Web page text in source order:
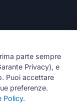
·Privacy e
parte sempre
Privacy), e
Puoi accettare
preferenze.
Policy.